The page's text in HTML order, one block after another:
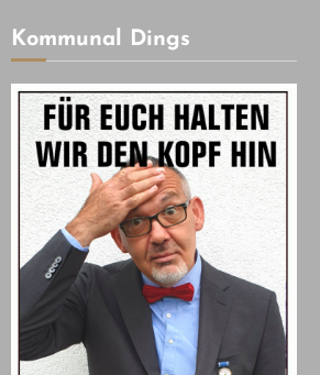
Kommunal Dings